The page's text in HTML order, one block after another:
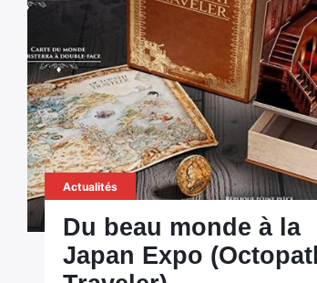
Actualités
Du beau monde à la
Japan Expo